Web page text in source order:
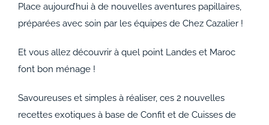
ACCOMPAGNEMENTS
AVANTAGES
Place aujourd’hui à de nouvelles aventures papillaires,
préparées avec soin par les équipes de Chez Cazalier !
Et vous allez découvrir à quel point Landes et Maroc
font bon ménage !
Savoureuses et simples à réaliser, ces 2 nouvelles
recettes exotiques à base de Confit et de Cuisses de